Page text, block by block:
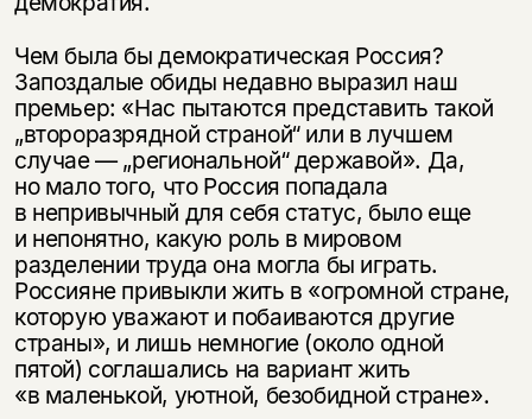
Чем была бы демократическая Россия?
Запоздалые обиды недавно выразил наш
премьер: «Нас пытаются представить такой
„второразрядной страной“ или в лучшем
случае — „региональной“ державой». Да,
но мало того, что Россия попадала
в непривычный для себя статус, было еще
и непонятно, какую роль в мировом
разделении труда она могла бы играть.
Россияне привыкли жить в «огромной стране,
которую уважают и побаиваются другие
страны», и лишь немногие (около одной
пятой) соглашались на вариант жить
«в маленькой, уютной, безобидной стране».